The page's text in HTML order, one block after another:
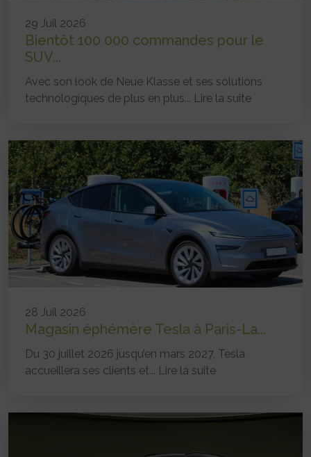
29 Juil 2026
Bientôt 100 000 commandes pour le
SUV...
Avec son look de Neue Klasse et ses solutions
technologiques de plus en plus... Lire la suite
28 Juil 2026
Magasin éphémère Tesla à Paris-La...
Du 30 juillet 2026 jusqu’en mars 2027, Tesla
accueillera ses clients et... Lire la suite